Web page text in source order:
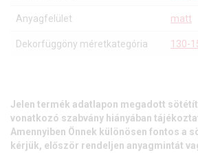
Anyagfelület matt
Dekorfüggöny méretkategória 130-
Jelen termék adatlapon megadott
vonatkozó szabvány hiányában
Amennyiben Önnek különösen fontos a
kérjük, először rendeljen anyagmintát